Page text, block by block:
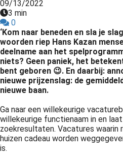
09/13/2022
3 min
0
‘Kom naar beneden en sla je
woorden riep Hans Kazan
deelname aan het
niets? Geen paniek, het
bent geboren 😉. En daarbij:
nieuwe prijzenslag: de
nieuwe baan.
Ga naar een willekeurige
willekeurige functienaam in en
zoekresultaten. Vacatures waarin
huizen cadeau worden
is.
over
van
op
gebruikt
de
Hierdoor
website-